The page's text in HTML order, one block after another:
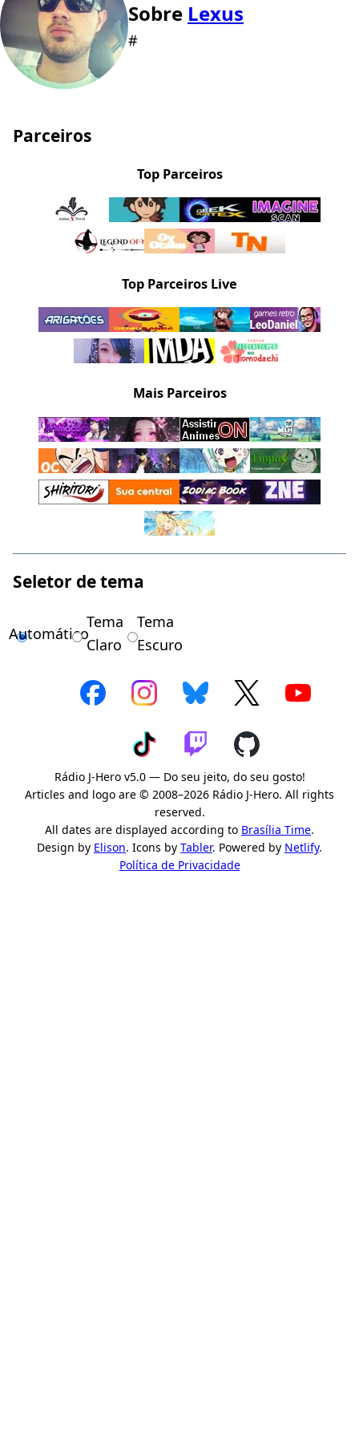
Sobre Lexus
#
Parceiros
Top Parceiros
Top Parceiros Live
Mais Parceiros
Seletor de tema
Automático
Tema
Claro
Tema
Escuro
Rádio J-Hero v5.0 — Do seu jeito, do seu gosto!
Articles and logo are © 2008–2026 Rádio J-Hero. All rights
reserved.
All dates are displayed according to Brasília Time.
Design by Elison. Icons by Tabler. Powered by Netlify.
Política de Privacidade